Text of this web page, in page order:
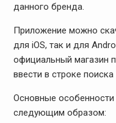
данного бренда.
Приложение можно
для iOS, так и для
официальный магазин
ввести в строке
Основные особенности
следующим образом: